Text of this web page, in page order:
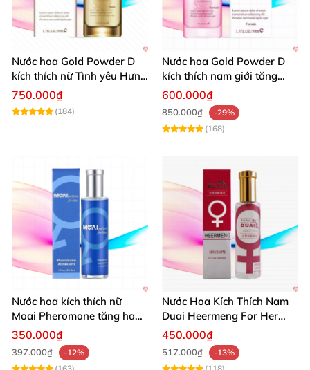
Nước hoa Gold Powder D
kích thích nữ Tình yêu Hưng
phấn Cao cấp
750.000₫
(184)
Nước hoa Gold Powder D
kích thích nam giới tăng
ham muốn mạnh mẽ
600.000₫
850.000₫
-29%
(168)
Nước hoa kích thích nữ
Moai Pheromone tăng ham
muốn nhanh
350.000₫
397.000₫
-12%
Nước Hoa Kích Thích Nam
Duai Heermeng For Her
29.5ml Quyến Rũ Hấp Dẫn
450.000₫
517.000₫
-13%